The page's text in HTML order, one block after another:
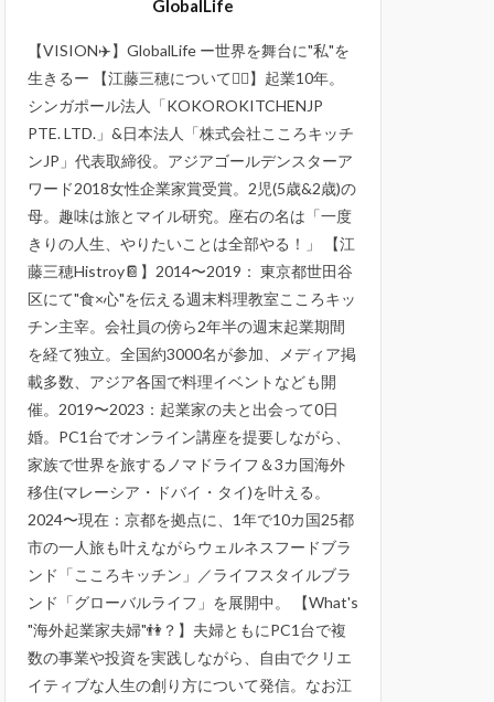
GlobalLife
【VISION✈️】GlobalLife ー世界を舞台に"私"を
生きるー 【江藤三穂について💁‍♀️】起業10年。
シンガポール法人「KOKOROKITCHENJP
PTE. LTD.」&日本法人「株式会社こころキッチ
ンJP」代表取締役。アジアゴールデンスターア
ワード2018女性企業家賞受賞。2児(5歳&2歳)の
母。趣味は旅とマイル研究。座右の名は「一度
きりの人生、やりたいことは全部やる！」 【江
藤三穂Histroy📔】2014〜2019： 東京都世田谷
区にて"食×心"を伝える週末料理教室こころキッ
チン主宰。会社員の傍ら2年半の週末起業期間
を経て独立。全国約3000名が参加、メディア掲
載多数、アジア各国で料理イベントなども開
催。2019〜2023：起業家の夫と出会って0日
婚。PC1台でオンライン講座を提要しながら、
家族で世界を旅するノマドライフ＆3カ国海外
移住(マレーシア・ドバイ・タイ)を叶える。
2024〜現在：京都を拠点に、1年で10カ国25都
市の一人旅も叶えながらウェルネスフードブラ
ンド「こころキッチン」／ライフスタイルブラ
ンド「グローバルライフ」を展開中。 【What's
"海外起業家夫婦"👫？】夫婦ともにPC1台で複
数の事業や投資を実践しながら、自由でクリエ
イティブな人生の創り方について発信。なお江